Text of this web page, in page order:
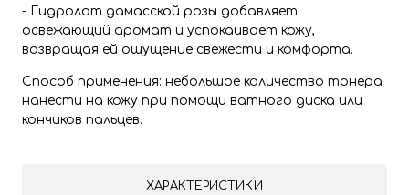
- Гидролат дамасской розы добавляет
освежающий аромат и успокаивает кожу,
возвращая ей ощущение свежести и комфорта.
Способ применения: небольшое количество тонера
нанести на кожу при помощи ватного диска или
кончиков пальцев.
ХАРАКТЕРИСТИКИ